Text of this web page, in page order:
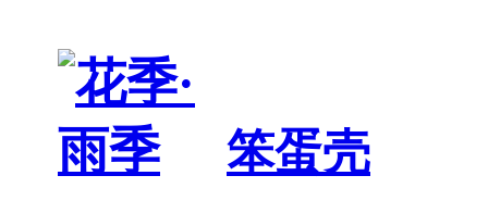
笨蛋壳